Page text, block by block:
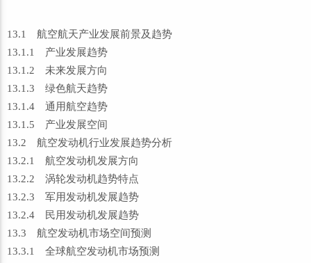
13.1 航空航天产业发展前景及趋势
13.1.1 产业发展趋势
13.1.2 未来发展方向
13.1.3 绿色航天趋势
13.1.4 通用航空趋势
13.1.5 产业发展空间
13.2 航空发动机行业发展趋势分析
13.2.1 航空发动机发展方向
13.2.2 涡轮发动机趋势特点
13.2.3 军用发动机发展趋势
13.2.4 民用发动机发展趋势
13.3 航空发动机市场空间预测
13.3.1 全球航空发动机市场预测